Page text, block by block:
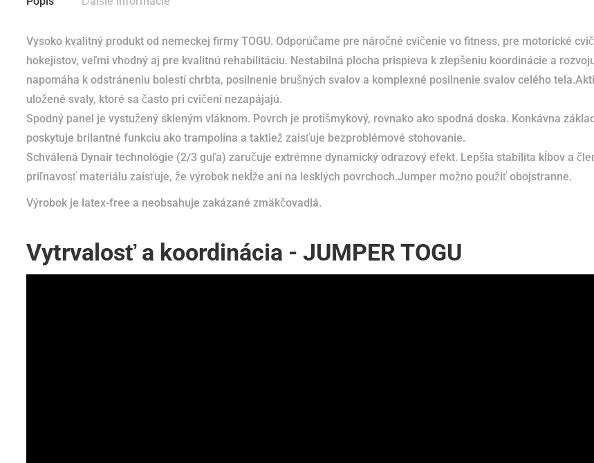
Vysoko kvalitný produkt od nemeckej firmy TOGU. Odporúčame pre náročné cvičenie vo fitness, pre motorické
hokejistov, veľmi vhodný aj pre kvalitnú rehabilitáciu. Nestabilná plocha prispieva k zlepšeniu koordinácie a
napomáha k odstráneniu bolestí chrbta, posilnenie brušných svalov a komplexné posilnenie svalov celého
uložené svaly, ktoré sa často pri cvičení nezapájajú.
Spodný panel je vystužený skleným vláknom. Povrch je protišmykový, rovnako ako spodná doska. Konkávna
poskytuje brilantné funkciu ako trampolína a taktiež zaisťuje bezproblémové stohovanie.
Schválená Dynair technológie (2/3 guľa) zaručuje extrémne dynamický odrazový efekt. Lepšia stabilita kĺbov a
priľnavosť materiálu zaisťuje, že výrobok nekĺže ani na lesklých povrchoch.Jumper možno použiť obojstranne.
Výrobok je latex-free a neobsahuje zakázané zmäkčovadlá.
Vytrvalosť a koordinácia - JUMPER TOGU